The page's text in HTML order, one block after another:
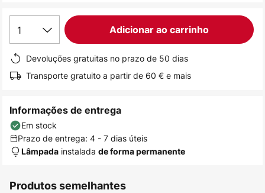
1 Adicionar ao carrinho
Devoluções gratuitas no prazo de 50 dias
Transporte gratuito a partir de 60 € e mais
Informações de entrega
Em stock
Prazo de entrega: 4 - 7 dias úteis
Lâmpada instalada de forma permanente
Produtos semelhantes